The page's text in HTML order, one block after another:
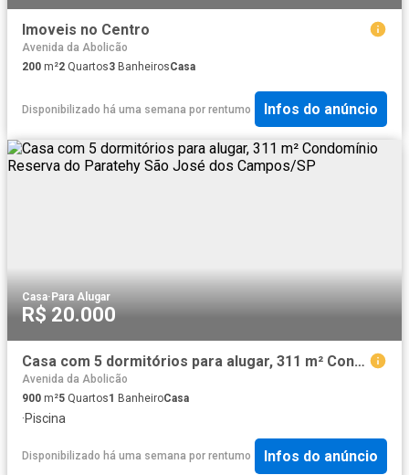
Imoveis no Centro
Avenida da Abolicão
200 m²2 Quartos3 BanheirosCasa
Disponibilizado há uma semana por rentumo Infos do anúncio
Casa· Para Alugar
R$ 20.000
Casa com 5 dormitórios para alugar, 311 m² Condomínio Reserva do Paratehy São José dos Campos/SP
Avenida da Abolicão
900 m²5 Quartos1 BanheiroCasa
·Piscina
Disponibilizado há uma semana por rentumo Infos do anúncio